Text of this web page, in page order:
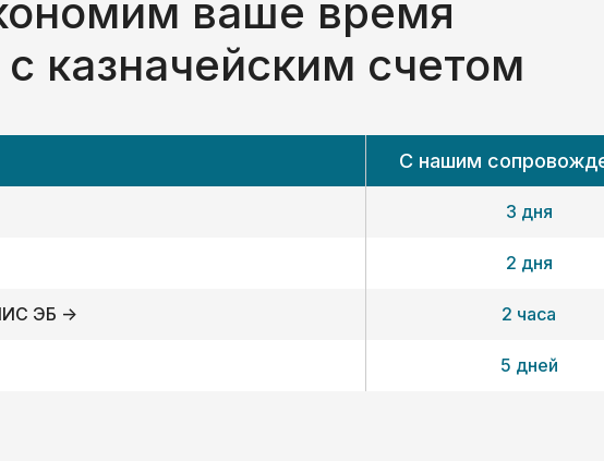
ваше время
казначейским счетом
С нашим
3 дня
2 дня
2 часа
ЭБ ->
5 дней